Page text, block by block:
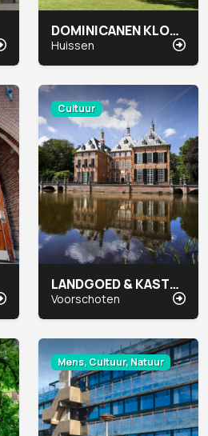
DOMINICANEN KLOOSTER
Huissen
Cultuur
LANDGOED & KASTEEL DUIVENVOORDE
Voorschoten
Mens, Cultuur, Natuur